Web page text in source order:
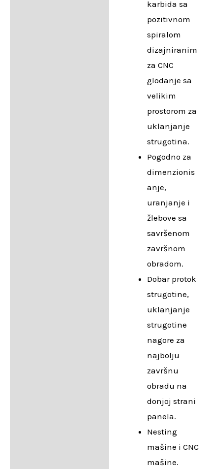
karbida sa
pozitivnom
spiralom
dizajniranim
za CNC
glodanje sa
velikim
prostorom za
uklanjanje
strugotina.
Pogodno za
dimenzionis
anje,
uranjanje i
žlebove sa
savršenom
završnom
obradom.
Dobar protok
strugotine,
uklanjanje
strugotine
nagore za
najbolju
završnu
obradu na
donjoj strani
panela.
Nesting
mašine i CNC
mašine.